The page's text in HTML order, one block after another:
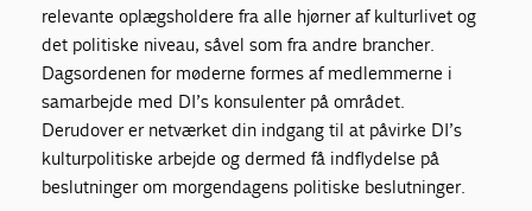
relevante oplægsholdere fra alle hjørner af kulturlivet og
det politiske niveau, såvel som fra andre brancher.
Dagsordenen for møderne formes af medlemmerne i
samarbejde med DI’s konsulenter på området.
Derudover er netværket din indgang til at påvirke DI’s
kulturpolitiske arbejde og dermed få indflydelse på
beslutninger om morgendagens politiske beslutninger.